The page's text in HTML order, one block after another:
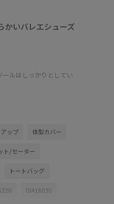
かいバレエシューズ
ルはしっかりとしてい
ップ 体型カバー
ト/セーター
トートバッグ
GIA16030